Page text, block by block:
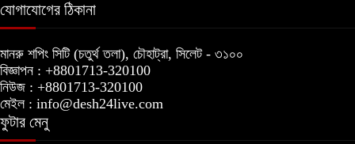
যোগাযোগের ঠিকানা
মানরু শপিং সিটি (চতুর্থ তলা), চৌহাট্রা, সিলেট - ৩১০০
বিজ্ঞাপন : +8801713-320100
নিউজ : +8801713-320100
মেইল : info@desh24live.com
ফুটার মেনু